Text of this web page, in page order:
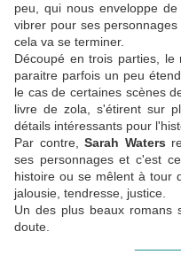
peu, qui nous enveloppe
vibrer pour ses
cela va se terminer.
Découpé en trois parties,
paraitre parfois un peu
le cas de certaines scènes
livre de zola, s'étirent sur
détails intéressants pour
Par contre,Sarah Waters
ses personnages et c'est
histoire ou se mêlent à tour
jalousie, tendresse, justice.
Un des plus beaux romans
doute.